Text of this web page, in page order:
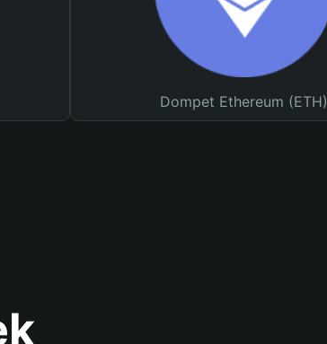
Dompet Ethereum (ETH)